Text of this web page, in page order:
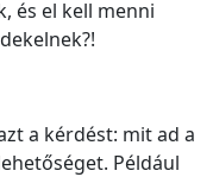
és el kell menni
a kérdést: mit ad a
Például